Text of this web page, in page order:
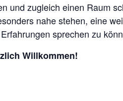
und zugleich einen Raum
nahe stehen, eine
sprechen zu
Willkommen!